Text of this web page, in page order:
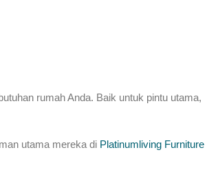
rumah Anda. Baik untuk pintu utama,
utama mereka di Platinumliving Furniture